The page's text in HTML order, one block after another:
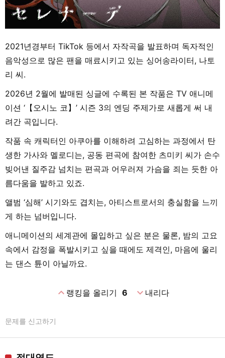
2021년경부터 TikTok 등에서 자작곡을 발표하며 독자적인
음악성으로 많은 팬을 매료시키고 있는 싱어송라이터, 나토
리 씨.
2026년 2월에 발매된 싱글에 수록된 본 작품은 TV 애니메
이션 ‘【오시노 코】’ 시즌 3의 엔딩 주제가로 새롭게 써 내
려간 곡입니다.
작품 속 캐릭터인 아쿠아를 이해하려 고심하는 과정에서 탄
생한 가사와 멜로디는, 공동 편곡에 참여한 츠미키 씨가 손수
빚어낸 질주감 넘치는 편곡과 어우러져 가슴을 죄는 듯한 아
름다움을 발하고 있죠.
앨범 ‘심해’ 시기와도 겹치는, 아티스트로서의 충실함을 느끼
게 하는 넘버입니다.
애니메이션의 세계관에 몰입하고 싶은 분은 물론, 밤의 고요
속에서 감정을 폭발시키고 싶을 때에도 제격인, 마음에 울리
는 댄스 튠이 아닐까요.
expand_less랭킹을 올리기 6 expand_more내리다
문제를 신고하기